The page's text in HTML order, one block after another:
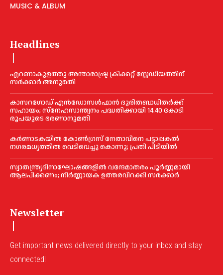
MUSIC & ALBUM
Headlines
എറണാകുളത്തു അന്താരാഷ്ട്ര ക്രിക്കറ്റ് സ്റ്റേഡിയത്തിന്
സര്‍ക്കാര്‍ അനുമതി
കാസറഗോഡ് എന്‍ഡോസള്‍ഫാന്‍ ദുരിതബാധിതര്‍ക്ക്
സഹായം; സ്‌നേഹസാന്ത്വനം പദ്ധതിക്കായി 14.40 കോടി
രൂപയുടെ ഭരണാനുമതി
കർണാടകയിൽ കോണ്‍ഗ്രസ് നേതാവിനെ പട്ടാപ്പകല്‍
നഗരമധ്യത്തില്‍ വെടിവെച്ചു കൊന്നു; പ്രതി പിടിയില്‍
സ്വാതന്ത്ര്യദിനാഘോഷങ്ങളില്‍ വന്ദേമാതരം പൂര്‍ണ്ണമായി
ആലപിക്കണം; നിര്‍ണ്ണായക ഉത്തരവിറക്കി സര്‍ക്കാര്‍
Newsletter
Get important news delivered directly to your inbox and stay
connected!